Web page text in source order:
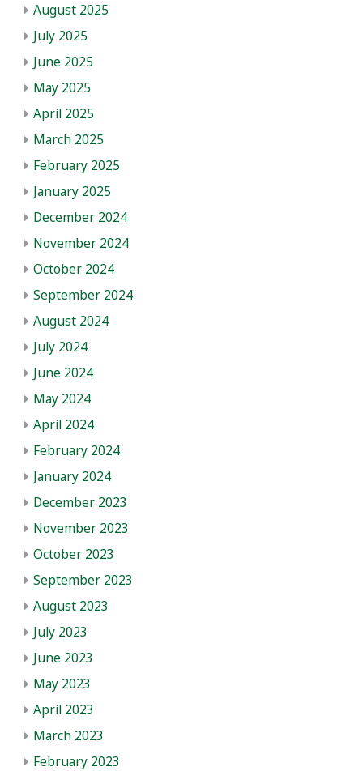
August 2025
July 2025
June 2025
May 2025
April 2025
March 2025
February 2025
January 2025
December 2024
November 2024
October 2024
September 2024
August 2024
July 2024
June 2024
May 2024
April 2024
February 2024
January 2024
December 2023
November 2023
October 2023
September 2023
August 2023
July 2023
June 2023
May 2023
April 2023
March 2023
February 2023